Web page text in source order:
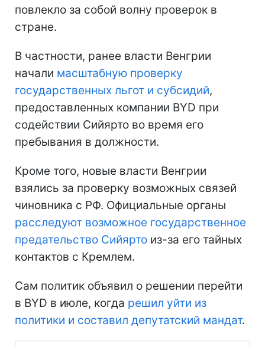
повлекло за собой волну проверок в
стране.
В частности, ранее власти Венгрии
начали масштабную проверку
государственных льгот и субсидий,
предоставленных компании BYD при
содействии Сийярто во время его
пребывания в должности.
Кроме того, новые власти Венгрии
взялись за проверку возможных связей
чиновника с РФ. Официальные органы
расследуют возможное государственное
предательство Сийярто из-за его тайных
контактов с Кремлем.
Сам политик объявил о решении перейти
в BYD в июле, когда решил уйти из
политики и составил депутатский мандат.